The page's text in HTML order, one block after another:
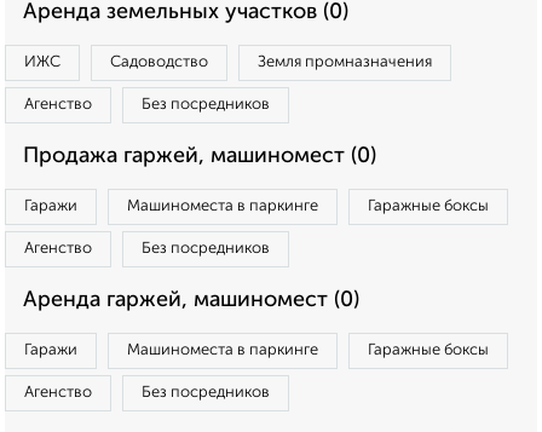
Аренда земельных участков (0)
ИЖС Садоводство Земля промназначения
Агенство Без посредников
Продажа гаржей, машиномест (0)
Гаражи Машиноместа в паркинге Гаражные боксы
Агенство Без посредников
Аренда гаржей, машиномест (0)
Гаражи Машиноместа в паркинге Гаражные боксы
Агенство Без посредников